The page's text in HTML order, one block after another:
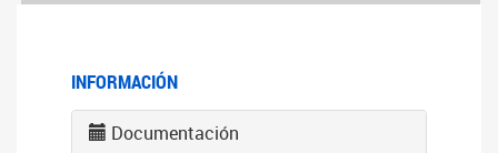
INFORMACIÓN
Documentación